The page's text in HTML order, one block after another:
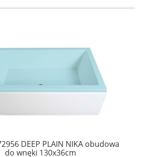
DEEP PLAIN NIKA obudowa
do wnęki 130x36cm